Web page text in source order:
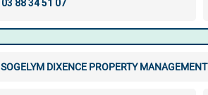
SOGELYM DIXENCE PROPERTY MANAGEMENT